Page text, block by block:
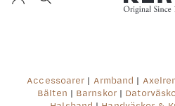
Accessoarer | Armband |
Bälten | Barnskor|